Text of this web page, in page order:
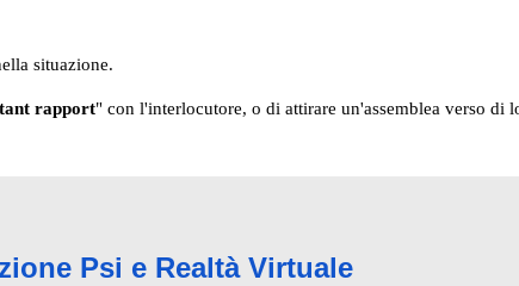
situazione.
rapport" con l'interlocutore, o di attirare un'assemblea verso di
Psi e Realtà Virtuale